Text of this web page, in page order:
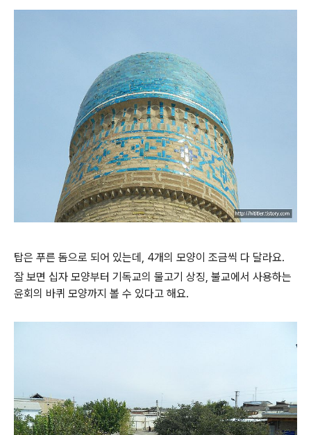
탑은 푸른 돔으로 되어 있는데, 4개의 모양이 조금씩 다 달라요.
잘 보면 십자 모양부터 기독교의 물고기 상징, 불교에서 사용하는
윤회의 바퀴 모양까지 볼 수 있다고 해요.